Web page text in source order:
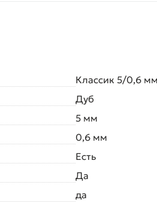
Классик 5/0,6 мм
Дуб
5 мм
0,6 мм
Есть
Да
да